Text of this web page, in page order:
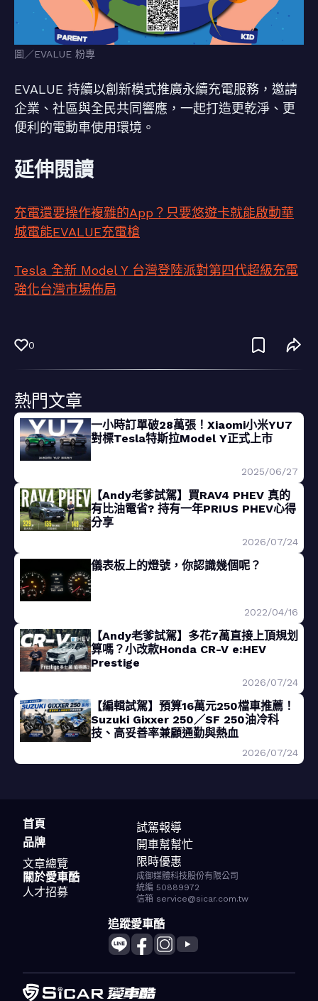
圖／EVALUE 粉專
EVALUE 持續以創新模式推廣永續充電服務，邀請
企業、社區與全民共同響應，一起打造更乾淨、更
便利的電動車使用環境。
延伸閱讀
充電還要操作複雜的App？只要悠遊卡就能啟動華
城電能EVALUE充電槍
Tesla 全新 Model Y 台灣登陸派對第四代超級充電
強化台灣市場佈局
0
熱門文章
一小時訂單破28萬張！Xiaomi小米YU7
對標Tesla特斯拉Model Y正式上市
2025/06/27
【Andy老爹試駕】買RAV4 PHEV 真的
有比油電省? 持有一年PRIUS PHEV心得
分享
2026/07/24
儀表板上的燈號，你認識幾個呢？
2022/04/16
【Andy老爹試駕】多花7萬直接上頂規划
算嗎？小改款Honda CR-V e:HEV
Prestige
2026/07/24
【編輯試駕】預算16萬元250檔車推薦！
Suzuki Gixxer 250／SF 250油冷科
技、高妥善率兼顧通勤與熱血
2026/07/24
首頁
品牌
文章總覽
試駕報導
開車幫幫忙
限時優惠
關於愛車酷
人才招募
成御媒體科技股份有限公司
統編 50889972
信箱 service@sicar.com.tw
追蹤愛車酷